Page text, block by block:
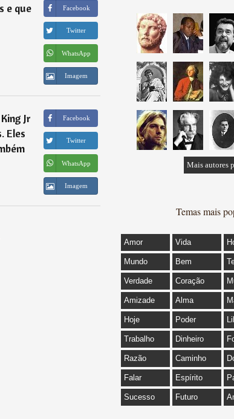
e que
Facebook
Twitter
WhatsApp
Imagem
Jr
Eles
Facebook
Twitter
WhatsApp
Imagem
Mais autores
Temas mais
Amor Vida
Mundo Bem
Verdade Coração
Amizade Alma
Hoje Poder
Trabalho Dinheiro
Razão Caminho
Falar Espírito
Sucesso Futuro